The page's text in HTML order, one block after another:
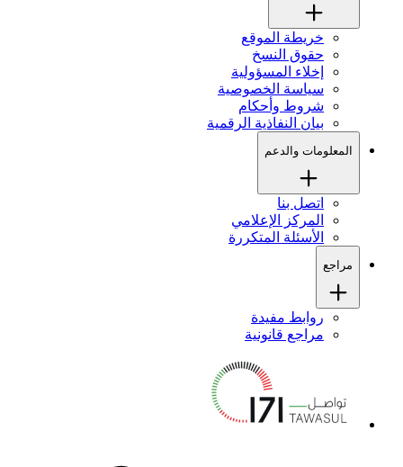
خريطة الموقع
حقوق النسخ
إخلاء المسؤولية
سياسة الخصوصية
شروط وأحكام
بيان النفاذية الرقمية
المعلومات والدعم
اتصل بنا
المركز الإعلامي
الأسئلة المتكررة
مراجع
روابط مفيدة
مراجع قانونية